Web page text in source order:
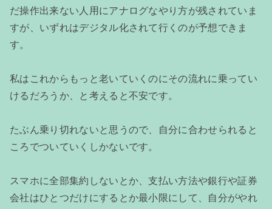
だ操作出来ない人用にアナログなやり方が残されていま
すが、いずれはデジタル化されて行くのが予想できま
す。
私はこれからもっと老いていくのにその流れに乗ってい
けるだろうか、と考えると不安です。
たぶん乗り切れないと思うので、自分に合わせられると
ころでついていくしかないです。
スマホに全部集約しないとか、支払い方法や銀行や証券
会社はひとつだけにするとか最小限にして、自分がやれ